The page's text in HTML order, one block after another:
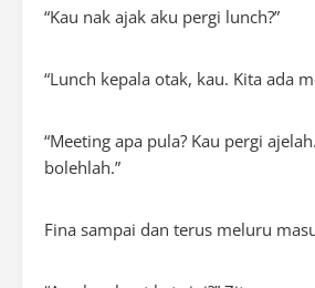
“Kau nak ajak aku pergi lunch?”
“Lunch kepala otak, kau. Kita ada
“Meeting apa pula? Kau pergi
bolehlah.”
Fina sampai dan terus meluru